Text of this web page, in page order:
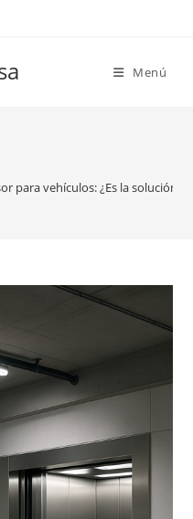
Menú
para vehículos: ¿Es la solución